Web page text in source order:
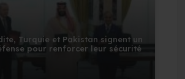
Turquie et Pakistan signent un
pour renforcer leur sécurité